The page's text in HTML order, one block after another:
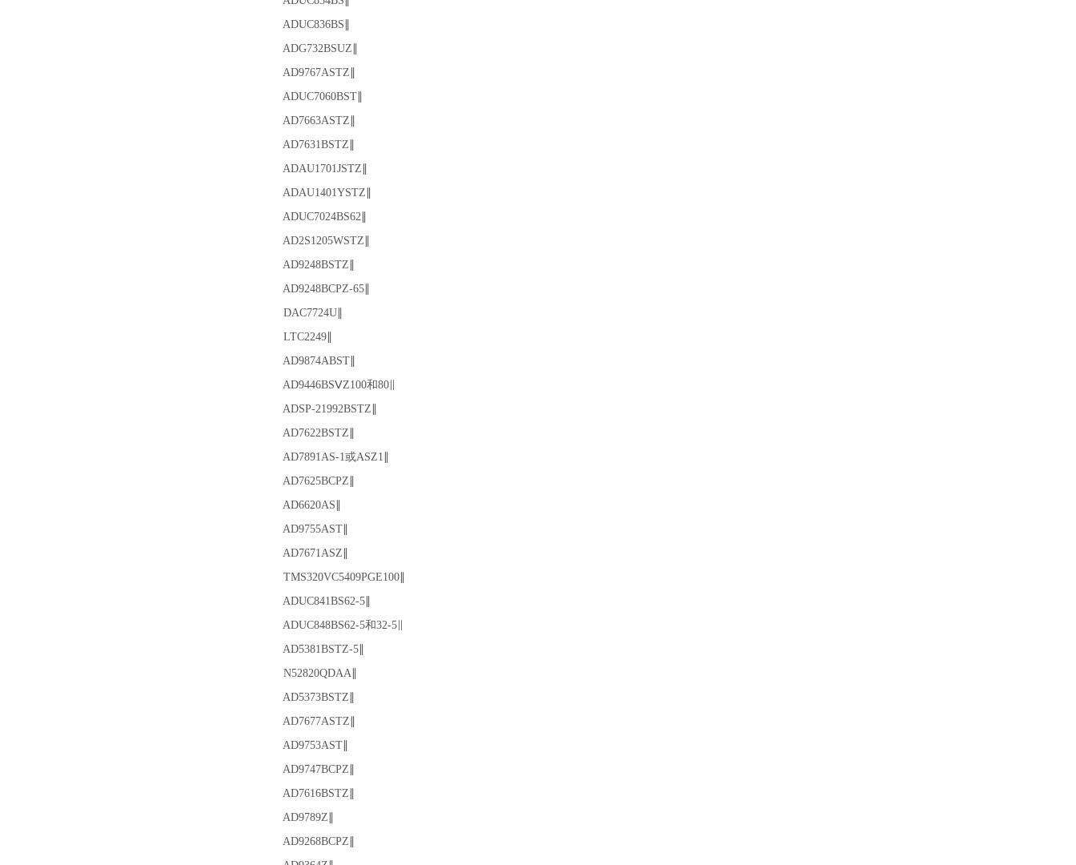
ADUC836BS∥
ADG732BSUZ∥
AD9767ASTZ∥
ADUC7060BST∥
AD7663ASTZ∥
AD7631BSTZ∥
ADAU1701JSTZ∥
ADAU1401YSTZ∥
ADUC7024BS62∥
AD2S1205WSTZ∥
AD9248BSTZ∥
AD9248BCPZ-65∥
DAC7724U∥
LTC2249∥
AD9874ABST∥
AD9446BSⅤZ100和80∥
ADSP-21992BSTZ∥
AD7622BSTZ∥
AD7891AS-1或ASZ1∥
AD7625BCPZ∥
AD6620AS∥
AD9755AST∥
AD7671ASZ∥
TMS320VC5409PGE100∥
ADUC841BS62-5∥
ADUC848BS62-5和32-5∥
AD5381BSTZ-5∥
N52820QDAA∥
AD5373BSTZ∥
AD7677ASTZ∥
AD9753AST∥
AD9747BCPZ∥
AD7616BSTZ∥
AD9789Z∥
AD9268BCPZ∥